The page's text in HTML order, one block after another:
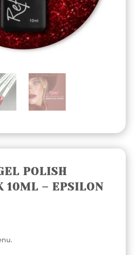
POLISH
10ML – EPSILON